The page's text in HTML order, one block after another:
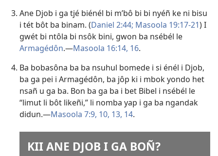
Ane Djob i ga tjé biénél bi m’bô bi bi nyéñ ke ni bisu
i tét bôt ba binam. (Daniel 2:44; Masoola 19:17-21) I
gwét bi ntôla bi nsôk bini, gwon ba nsébél le
Armagédôn.​—Masoola 16:14, 16.
Ba bobasôna ba ba nsuhul bomede i si énél i Djob,
ba ga pei i Armagédôn, ba jôp ki i mbok yondo het
nsañ u ga ba. Bon ba ga ba i bet Bibel i nsébél le
“limut li bôt likeñi,” li nomba yap i ga ba ngandak
didun.​—Masoola 7:9, 10, 13, 14.
KII ANE DJOB I GA BOÑ?